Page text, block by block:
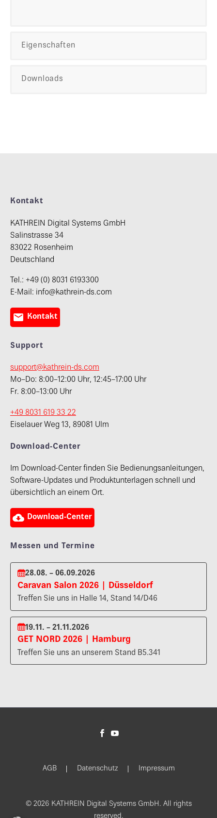
Eigenschaften
Downloads
Kontakt
KATHREIN Digital Systems GmbH
Salinstrasse 34
83022 Rosenheim
Deutschland
Tel.: +49 (0) 8031 6193300
E-Mail: info@kathrein-ds.com
 Kontakt
Support
support@kathrein-ds.com
Mo–Do: 8:00–12:00 Uhr, 12:45–17:00 Uhr
Fr. 8:00–13:00 Uhr
+49 8031 619 33 22
Eiselauer Weg 13, 89081 Ulm
Download-Center
Im Download-Center finden Sie Bedienungsanleitungen,
Software-Updates und Produktunterlagen schnell und
übersichtlich an einem Ort.
 Download-Center
Messen und Termine
28.08. – 06.09.2026
Caravan Salon 2026 | Düsseldorf
Treffen Sie uns in Halle 14, Stand 14/D46
19.11. – 21.11.2026
GET NORD 2026 | Hamburg
Treffen Sie uns an unserem Stand B5.341
AGB Datenschutz Impressum
© 2026 KATHREIN Digital Systems GmbH. All rights
reserved.